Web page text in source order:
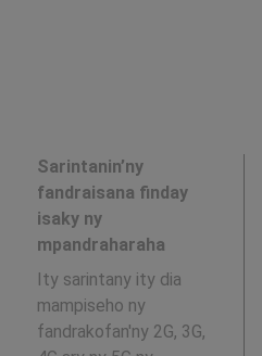
Sarintanin’ny
fandraisana finday
isaky ny
mpandraharaha
Ity sarintany ity dia
mampiseho ny
fandrakofan'ny 2G, 3G,